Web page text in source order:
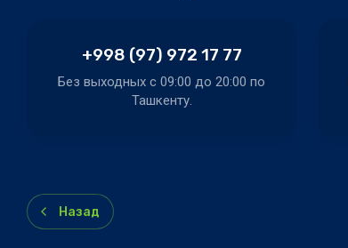
+998 (97) 972 17 77
Без выходных c 09:00 до 20:00 по
Ташкенту.
Назад